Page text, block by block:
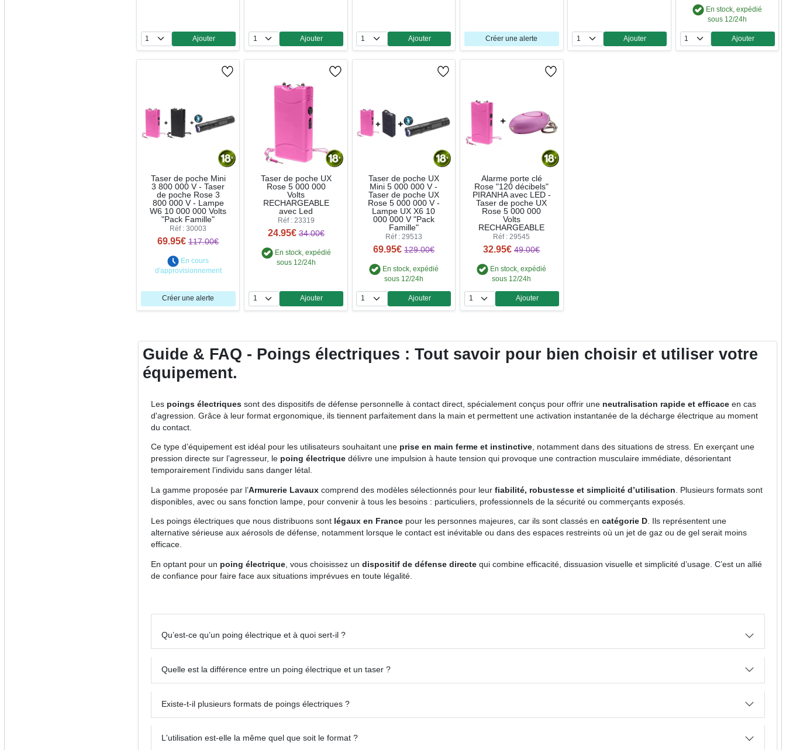
Quantité
Ajouter
Quantité
Ajouter
Quantité
Ajouter Créer une alerte
Quantité
Ajouter
En stock, expédié
sous 12/24h
Quantité
Ajouter
Taser de poche Mini
3 800 000 V - Taser
de poche Rose 3
800 000 V - Lampe
W6 10 000 000 Volts
"Pack Famille"
Réf : 30003
69.95€ 117.00€
En cours
d'approvisionnement
Créer une alerte
Taser de poche UX
Rose 5 000 000
Volts
RECHARGEABLE
avec Led
Réf : 23319
24.95€ 34.00€
En stock, expédié
sous 12/24h
Quantité
Ajouter
Taser de poche UX
Mini 5 000 000 V -
Taser de poche UX
Rose 5 000 000 V -
Lampe UX X6 10
000 000 V "Pack
Famille"
Réf : 29513
69.95€ 129.00€
En stock, expédié
sous 12/24h
Quantité
Ajouter
Alarme porte clé
Rose "120 décibels"
PIRANHA avec LED -
Taser de poche UX
Rose 5 000 000
Volts
RECHARGEABLE
Réf : 29545
32.95€ 49.00€
En stock, expédié
sous 12/24h
Quantité
Ajouter
Guide & FAQ - Poings électriques : Tout savoir pour bien choisir et utiliser votre
équipement.
Les poings électriquessont des dispositifs de défense personnelle à contact direct, spécialement conçus pour offrir une neutralisation rapide et efficaceen cas
d'agression. Grâce à leur format ergonomique, ils tiennent parfaitement dans la main et permettent une activation instantanée de la décharge électrique au moment
du contact.
Ce type d’équipement est idéal pour les utilisateurs souhaitant une prise en main ferme et instinctive, notamment dans des situations de stress. En exerçant une
pression directe sur l’agresseur, le poing électriquedélivre une impulsion à haute tension qui provoque une contraction musculaire immédiate, désorientant
temporairement l’individu sans danger létal.
La gamme proposée par l’Armurerie Lavauxcomprend des modèles sélectionnés pour leur fiabilité, robustesse et simplicité d’utilisation . Plusieurs formats sont
disponibles, avec ou sans fonction lampe, pour convenir à tous les besoins : particuliers, professionnels de la sécurité ou commerçants exposés.
Les poings électriques que nous distribuons sont légaux en Francepour les personnes majeures, car ils sont classés en catégorie D. Ils représentent une
alternative sérieuse aux aérosols de défense, notamment lorsque le contact est inévitable ou dans des espaces restreints où un jet de gaz ou de gel serait moins
efficace.
En optant pour un poing électrique, vous choisissez un dispositif de défense directequi combine efficacité, dissuasion visuelle et simplicité d’usage. C’est un allié
de confiance pour faire face aux situations imprévues en toute légalité.
Qu’est-ce qu’un poing électrique et à quoi sert-il ?
Quelle est la différence entre un poing électrique et un taser ?
Existe-t-il plusieurs formats de poings électriques ?
L'utilisation est-elle la même quel que soit le format ?